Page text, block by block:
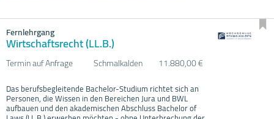
Fernlehrgang
Wirtschaftsrecht (LL.B.)
Termin auf Anfrage Schmalkalden 11.880,00 €
Das berufsbegleitende Bachelor-Studium richtet sich an
Personen, die Wissen in den Bereichen Jura und BWL
aufbauen und den akademischen Abschluss Bachelor of